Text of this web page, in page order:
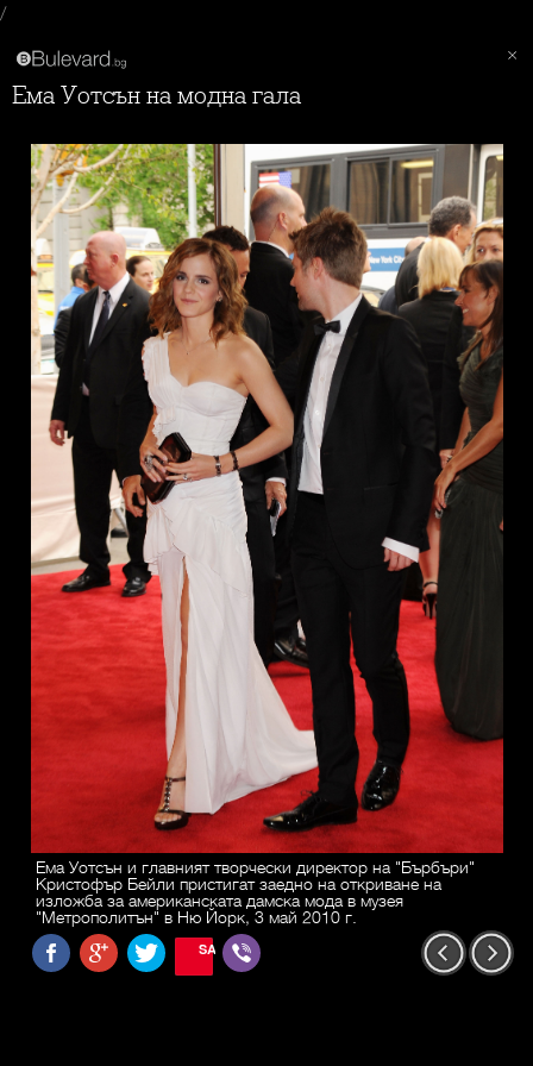
/
Ема Уотсън на модна гала
Ема Уотсън и главният творчески директор на "Бърбъри"
Кристофър Бейли пристигат заедно на откриване на
изложба за американската дамска мода в музея
"Метрополитън" в Ню Йорк, 3 май 2010 г.
SAVE